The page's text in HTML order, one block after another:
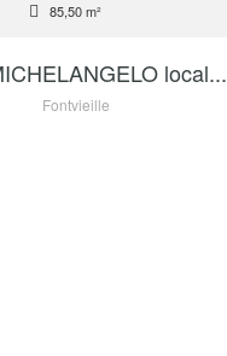
85,50 m²
local...
Fontvieille